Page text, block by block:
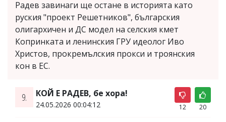
Радев завинаги ще остане в историята като
руския "проект Решетников", българския
олигархичен и ДС модел на селския кмет
Копринката и ленинския ГРУ идеолог Иво
Христов, прокремълския прокси и троянския
кон в ЕС.
9. КОЙ Е РАДЕВ, бе хора!
24.05.2026 00:04:12 12 20